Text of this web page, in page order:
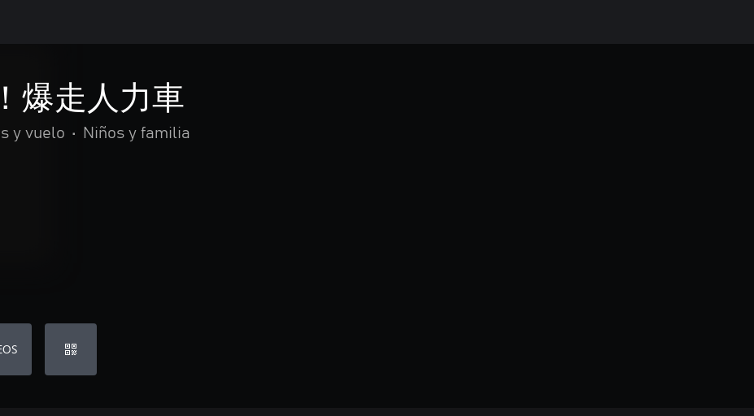
爆走人力車
y vuelo • Niños y familia